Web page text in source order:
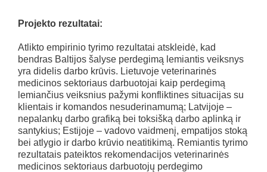
Projekto rezultatai:
Atlikto empirinio tyrimo rezultatai atskleidė, kad
bendras Baltijos šalyse perdegimą lemiantis veiksnys
yra didelis darbo krūvis. Lietuvoje veterinarinės
medicinos sektoriaus darbuotojai kaip perdegimą
lemiančius veiksnius pažymi konfliktines situacijas su
klientais ir komandos nesuderinamumą; Latvijoje –
nepalankų darbo grafiką bei toksišką darbo aplinką ir
santykius; Estijoje – vadovo vaidmenį, empatijos stoką
bei atlygio ir darbo krūvio neatitikimą. Remiantis tyrimo
rezultatais pateiktos rekomendacijos veterinarinės
medicinos sektoriaus darbuotojų perdegimo